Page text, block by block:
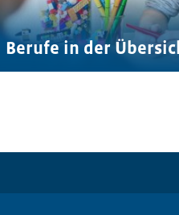
Berufe in der